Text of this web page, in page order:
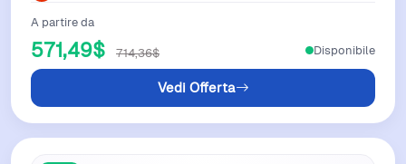
A partire da
571,49$ 714,36$
Vedi Offerta
Disponibile